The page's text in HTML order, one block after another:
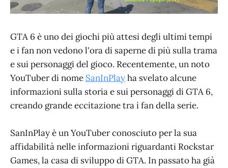
GTA 6 è uno dei giochi più attesi degli ultimi tempi
e i fan non vedono l'ora di saperne di più sulla trama
e sui personaggi del gioco. Recentemente, un noto
YouTuber di nome SanInPlayha svelato alcune
informazioni sulla storia e sui personaggi di GTA 6,
creando grande eccitazione tra i fan della serie.
SanInPlay è un YouTuber conosciuto per la sua
affidabilità nelle informazioni riguardanti Rockstar
Games, la casa di sviluppo di GTA. In passato ha già